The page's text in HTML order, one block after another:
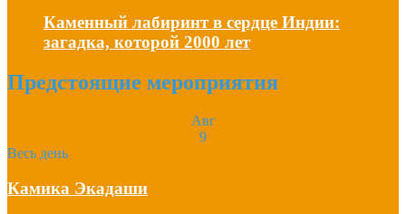
Каменный лабиринт в сердце Индии:
загадка, которой 2000 лет
Предстоящие мероприятия
Авг
9
Весь день
Камика Экадаши